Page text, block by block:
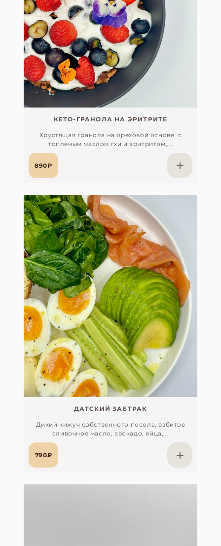
КЕТО-ГРАНОЛА НА ЭРИТРИТЕ
Хрустящая гранола на ореховой основе, с
топленым маслом гхи и эритритом,...
890₽
ДАТСКИЙ ЗАВТРАК
Дикий кижуч собственного посола, взбитое
сливочное масло, авокадо, яйца,...
790₽